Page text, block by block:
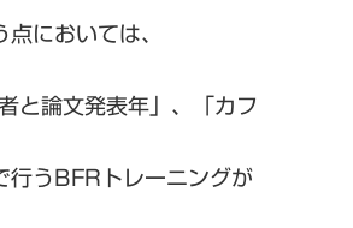
においては、
論文発表年」、「カフ
うBFRトレーニングが